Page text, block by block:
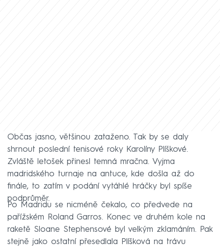
Občas jasno, většinou zataženo. Tak by se daly
shrnout poslední tenisové roky Karolíny Plíškové.
Zvláště letošek přinesl temná mračna. Vyjma
madridského turnaje na antuce, kde došla až do
finále, to zatím v podání vytáhlé hráčky byl spíše
podprůměr.
Po Madridu se nicméně čekalo, co předvede na
pařížském Roland Garros. Konec ve druhém kole na
raketě Sloane Stephensové byl velkým zklamáním. Pak
stejně jako ostatní přesedlala Plíšková na trávu